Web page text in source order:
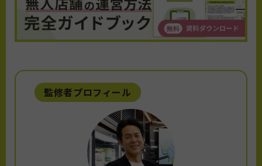
監修者プロフィール